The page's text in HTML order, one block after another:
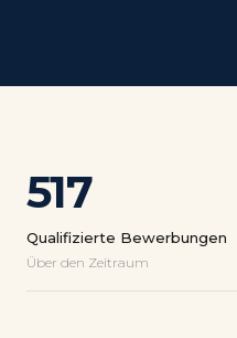
517
Qualifizierte Bewerbungen
Über den Zeitraum